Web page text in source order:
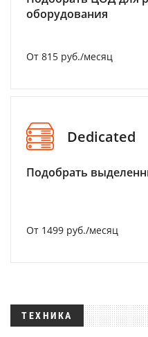
оборудования
От 815 руб./месяц
Dedicated
Подобрать
От 1499 руб./месяц
ТЕХНИКА